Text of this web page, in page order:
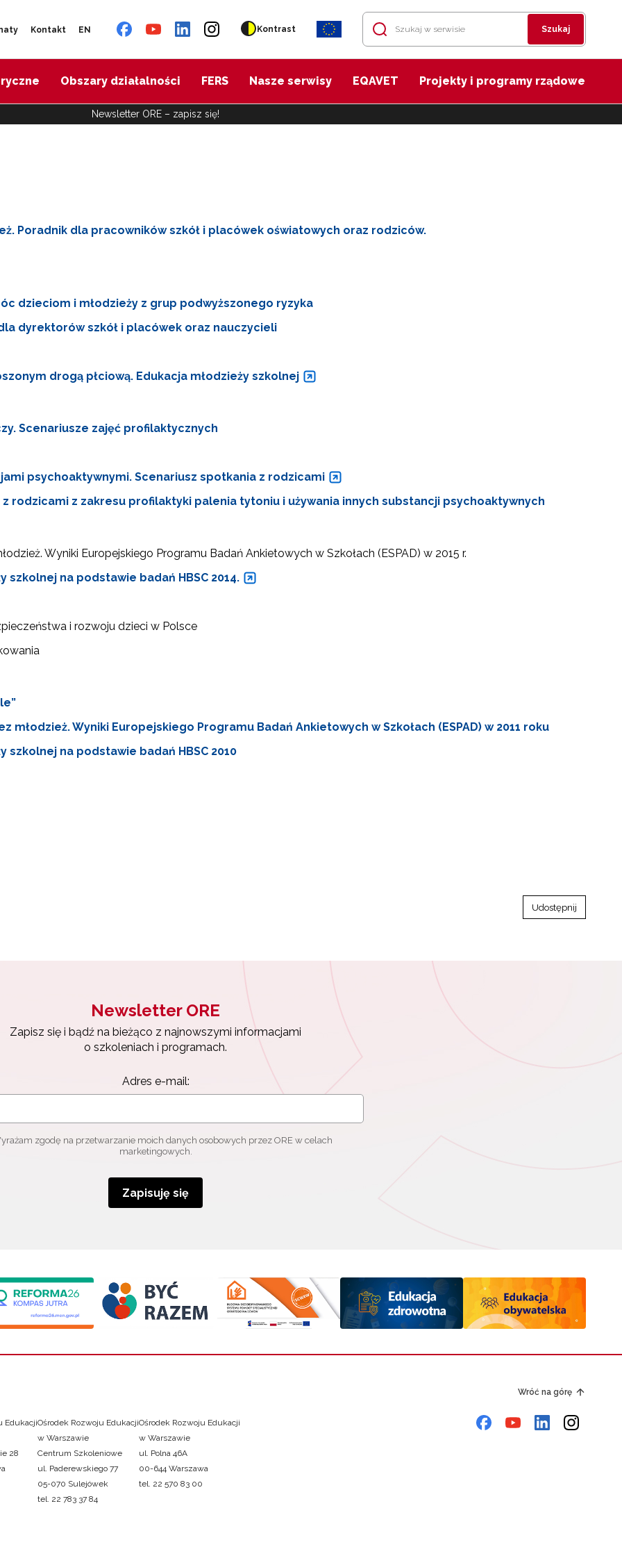
Kontakt EN Kontrast Szukaj
Obszary działalności FERS Nasze serwisy EQAVET Projekty i programy rządowe
Newsletter ORE – zapisz się!
Poradnik dla pracowników szkół i placówek oświatowych oraz rodziców.
dzieciom i młodzieży z grup podwyższonego ryzyka
dyrektorów szkół i placówek oraz nauczycieli
drogą płciową. Edukacja młodzieży szkolnej
Scenariusze zajęć profilaktycznych
psychoaktywnymi. Scenariusz spotkania z rodzicami
rodzicami z zakresu profilaktyki palenia tytoniu i używania innych substancji psychoaktywnych
Wyniki Europejskiego Programu Badań Ankietowych w Szkołach (ESPAD) w 2015 r.
na podstawie badań HBSC 2014.
i rozwoju dzieci w Polsce
Wyniki Europejskiego Programu Badań Ankietowych w Szkołach (ESPAD) w 2011 roku
na podstawie badań HBSC 2010
Udostępnij
Newsletter ORE
Zapisz się i bądź na bieżąco z najnowszymi informacjami
o szkoleniach i programach.
Adres e-mail:
zgodę na przetwarzanie moich danych osobowych przez ORE w celach
marketingowych.
Zapisuję się
Wróć na górę
Edukacji
28
Ośrodek Rozwoju Edukacji
w Warszawie
Centrum Szkoleniowe
ul. Paderewskiego 77
05-070 Sulejówek
tel. 22 783 37 84
Ośrodek Rozwoju Edukacji
w Warszawie
ul. Polna 46A
00-644 Warszawa
tel. 22 570 83 00